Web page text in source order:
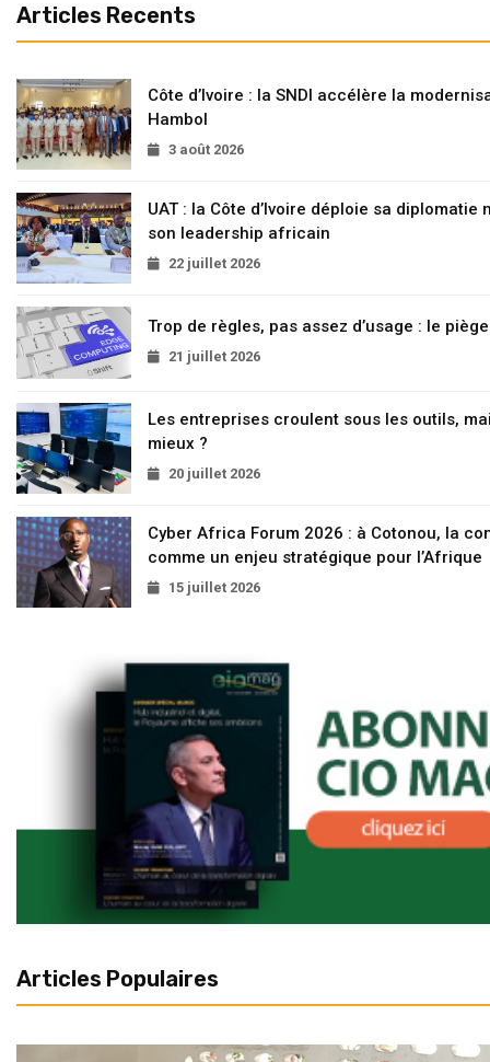
Articles Recents
Côte d’Ivoire : la SNDI accélère la
Hambol
3 août 2026
UAT : la Côte d’Ivoire déploie sa
son leadership africain
22 juillet 2026
Trop de règles, pas assez d’usage : le
21 juillet 2026
Les entreprises croulent sous les outils,
mieux ?
20 juillet 2026
Cyber Africa Forum 2026 : à Cotonou, la
comme un enjeu stratégique pour l’Afrique
15 juillet 2026
Articles Populaires